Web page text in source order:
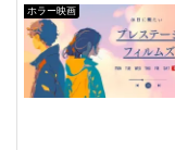
ホラー映画